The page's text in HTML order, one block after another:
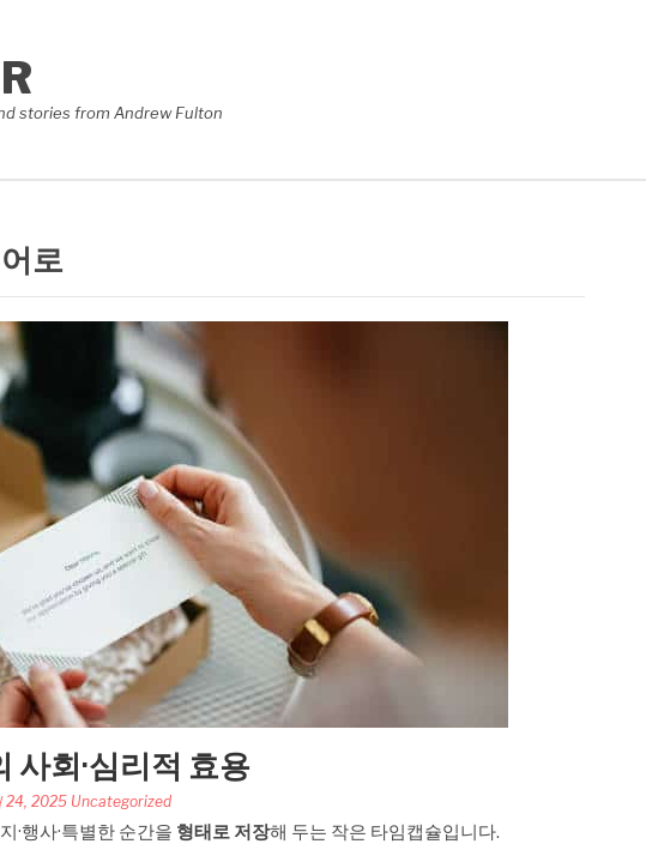
stories from Andrew Fulton
로
사회·심리적 효용
24, 2025 Uncategorized
·행사·특별한 순간을 형태로 저장해 두는 작은 타임캡슐입니다.